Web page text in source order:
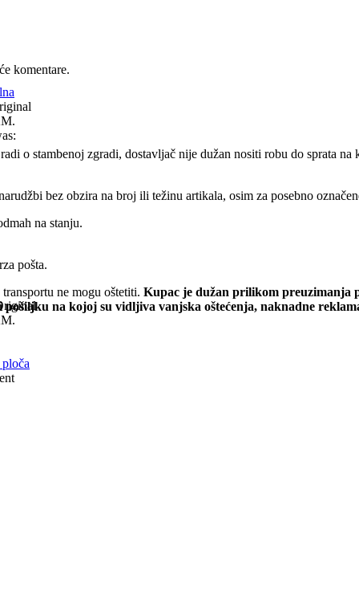
komentare.
o stambenoj zgradi, dostavljač nije dužan nositi robu do sprata
bez obzira na broj ili težinu artikala, osim za posebno
na stanju.
pošta.
ne mogu oštetiti. Kupac je dužan prilikom preuzimanja
na kojoj su vidljiva vanjska oštećenja, naknadne